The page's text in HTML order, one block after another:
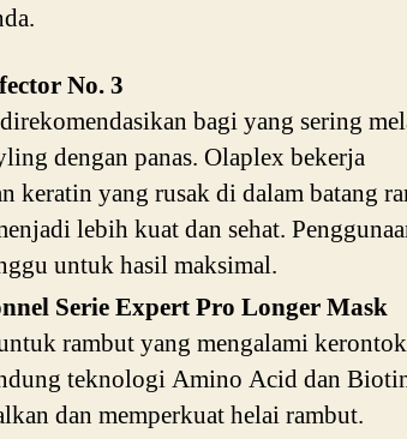
No. 3
bagi yang sering
dengan panas. Olaplex bekerja
keratin yang rusak di dalam batang
lebih kuat dan sehat.
untuk hasil maksimal.
Serie Expert Pro Longer Mask
rambut yang mengalami
teknologi Amino Acid dan
dan memperkuat helai rambut.